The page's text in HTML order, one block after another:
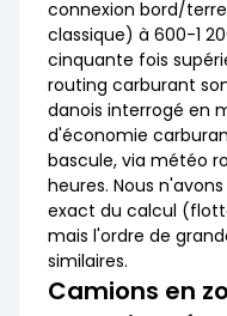
connexion bord/
classique) à 600-1
cinquante fois
routing carburant
danois interrogé en
d'économie
bascule, via météo
heures. Nous
exact du calcul
mais l'ordre de
similaires.
Camions en